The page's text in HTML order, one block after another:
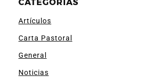
CATEGORÍAS
Artículos
Carta Pastoral
General
Noticias